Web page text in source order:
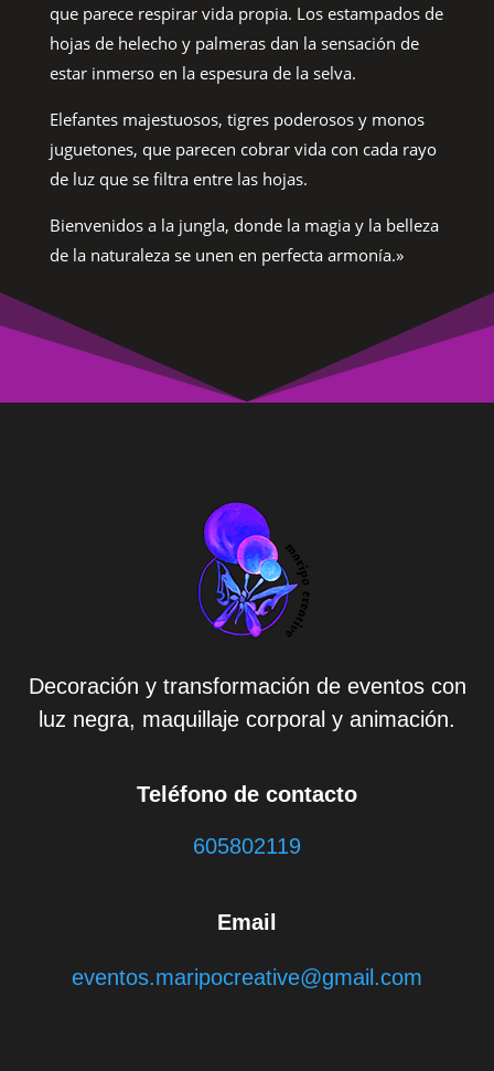
que parece respirar vida propia. Los estampados de
hojas de helecho y palmeras dan la sensación de
estar inmerso en la espesura de la selva.
Elefantes majestuosos, tigres poderosos y monos
juguetones, que parecen cobrar vida con cada rayo
de luz que se filtra entre las hojas.
Bienvenidos a la jungla, donde la magia y la belleza
de la naturaleza se unen en perfecta armonía.»
Decoración y transformación de eventos con
luz negra, maquillaje corporal y animación.
Teléfono de contacto
605802119
Email
eventos.maripocreative@gmail.com